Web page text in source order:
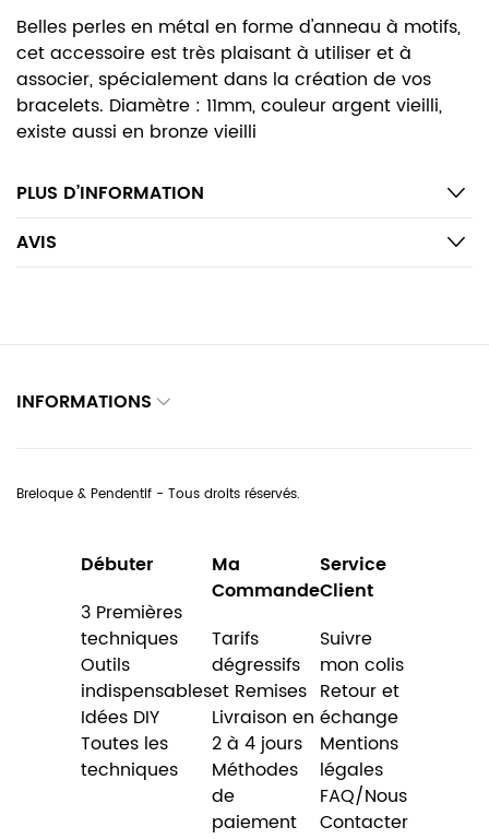
Belles perles en métal en forme d'anneau à motifs,
cet accessoire est très plaisant à utiliser et à
associer, spécialement dans la création de vos
bracelets. Diamètre : 11mm, couleur argent vieilli,
existe aussi en bronze vieilli
PLUS D’INFORMATION
AVIS
INFORMATIONS
Breloque & Pendentif - Tous droits réservés.
Débuter
3 Premières
techniques
Outils
indispensables
Idées DIY
Toutes les
techniques
Ma
Commande
Tarifs
dégressifs
et Remises
Livraison en
2 à 4 jours
Méthodes
de
paiement
Service
Client
Suivre
mon colis
Retour et
échange
Mentions
légales
FAQ/Nous
Contacter